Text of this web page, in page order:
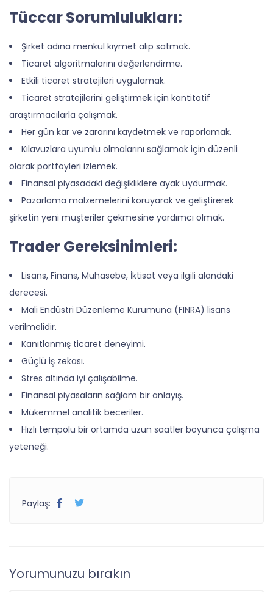
Tüccar Sorumlulukları:
Şirket adına menkul kıymet alıp satmak.
Ticaret algoritmalarını değerlendirme.
Etkili ticaret stratejileri uygulamak.
Ticaret stratejilerini geliştirmek için kantitatif
araştırmacılarla çalışmak.
Her gün kar ve zararını kaydetmek ve raporlamak.
Kılavuzlara uyumlu olmalarını sağlamak için düzenli
olarak portföyleri izlemek.
Finansal piyasadaki değişikliklere ayak uydurmak.
Pazarlama malzemelerini koruyarak ve geliştirerek
şirketin yeni müşteriler çekmesine yardımcı olmak.
Trader Gereksinimleri:
Lisans, Finans, Muhasebe, İktisat veya ilgili alandaki
derecesi.
Mali Endüstri Düzenleme Kurumuna (FINRA) lisans
verilmelidir.
Kanıtlanmış ticaret deneyimi.
Güçlü iş zekası.
Stres altında iyi çalışabilme.
Finansal piyasaların sağlam bir anlayış.
Mükemmel analitik beceriler.
Hızlı tempolu bir ortamda uzun saatler boyunca çalışma
yeteneği.
Paylaş:
Yorumunuzu bırakın